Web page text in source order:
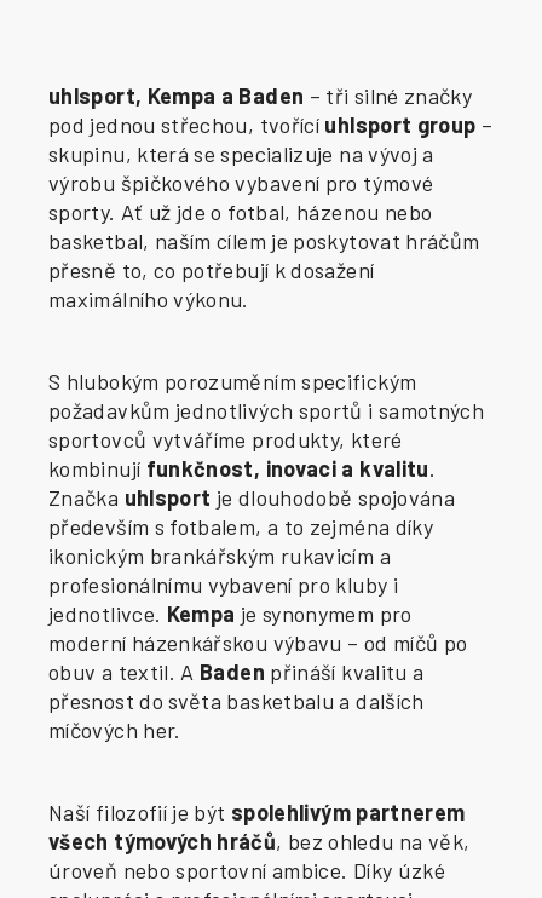
uhlsport, Kempa a Baden – tři silné značky
pod jednou střechou, tvořící uhlsport group –
skupinu, která se specializuje na vývoj a
výrobu špičkového vybavení pro týmové
sporty. Ať už jde o fotbal, házenou nebo
basketbal, naším cílem je poskytovat hráčům
přesně to, co potřebují k dosažení
maximálního výkonu.
S hlubokým porozuměním specifickým
požadavkům jednotlivých sportů i samotných
sportovců vytváříme produkty, které
kombinují funkčnost, inovaci a kvalitu.
Značka uhlsport je dlouhodobě spojována
především s fotbalem, a to zejména díky
ikonickým brankářským rukavicím a
profesionálnímu vybavení pro kluby i
jednotlivce. Kempa je synonymem pro
moderní házenkářskou výbavu – od míčů po
obuv a textil. A Baden přináší kvalitu a
přesnost do světa basketbalu a dalších
míčových her.
Naší filozofií je být spolehlivým partnerem
všech týmových hráčů, bez ohledu na věk,
úroveň nebo sportovní ambice. Díky úzké